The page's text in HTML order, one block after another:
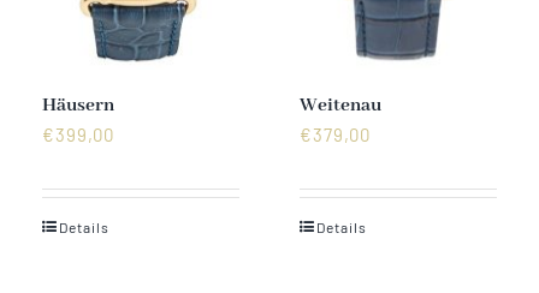
Häusern
€399,00
Details
Weitenau
€379,00
Details